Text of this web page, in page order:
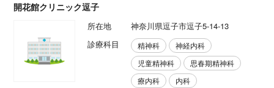
開花館クリニック逗子
所在地
神奈川県逗子市逗子5-14-13
診療科目
精神科
神経内科
児童精神科
思春期精神科
療内科
内科